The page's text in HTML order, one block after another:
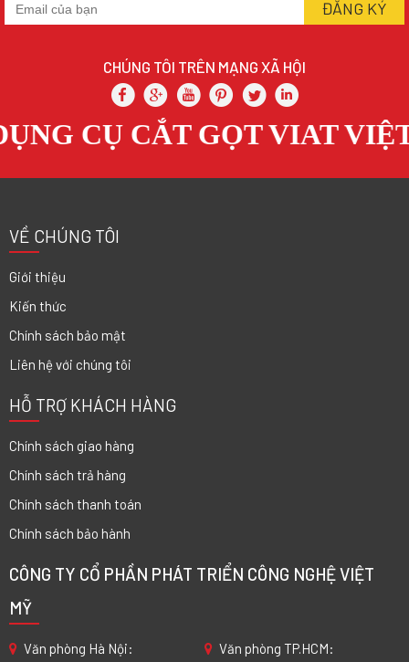
CHÚNG TÔI TRÊN MẠNG XÃ HỘI
CỤ CẮT GỌT VIAT VIỆT
VỀ CHÚNG TÔI
Giới thiệu
Kiến thức
Chính sách bảo mật
Liên hệ với chúng tôi
HỖ TRỢ KHÁCH HÀNG
Chính sách giao hàng
Chính sách trả hàng
Chính sách thanh toán
Chính sách bảo hành
CÔNG TY CỔ PHẦN PHÁT TRIỂN CÔNG NGHỆ VIỆT
MỸ
Văn phòng Hà Nội:
Văn phòng TP.HCM: